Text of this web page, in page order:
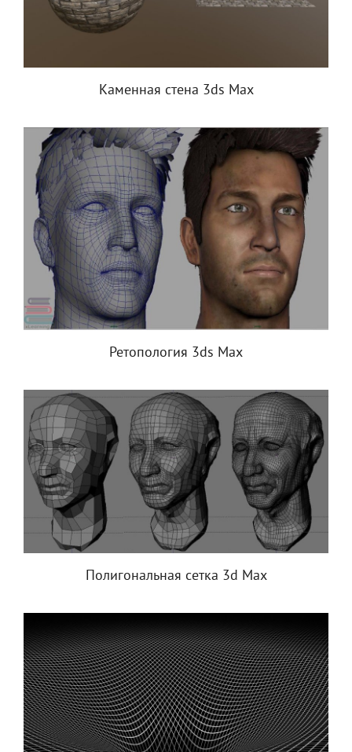
Каменная стена 3ds Max
Ретопология 3ds Max
Полигональная сетка 3d Max